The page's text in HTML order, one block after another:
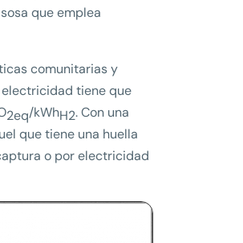
que emplea
comunitarias y
tiene que
2eq/kWhH2. Con una
que tiene una huella
o por electricidad